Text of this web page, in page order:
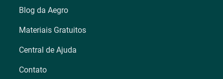
Blog da Aegro
Materiais Gratuitos
Central de Ajuda
Contato